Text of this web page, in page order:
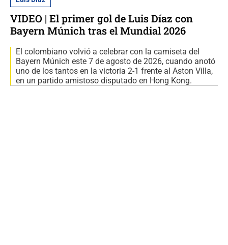
VIDEO | El primer gol de Luis Díaz con
Bayern Múnich tras el Mundial 2026
El colombiano volvió a celebrar con la camiseta del
Bayern Múnich este 7 de agosto de 2026, cuando anotó
uno de los tantos en la victoria 2-1 frente al Aston Villa,
en un partido amistoso disputado en Hong Kong.